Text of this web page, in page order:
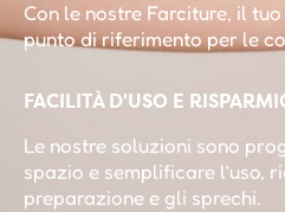
Con le nostre Farciture, il
punto di riferimento per le
FACILITÀ D'USO E
Le nostre soluzioni sono
spazio e semplificare l’uso,
preparazione e gli sprechi.